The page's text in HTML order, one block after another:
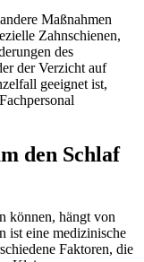
Maßnahmen
Zahnschienen,
des
der Verzicht auf
geeignet ist,
den Schlaf
können, hängt von
ist eine medizinische
Faktoren, die